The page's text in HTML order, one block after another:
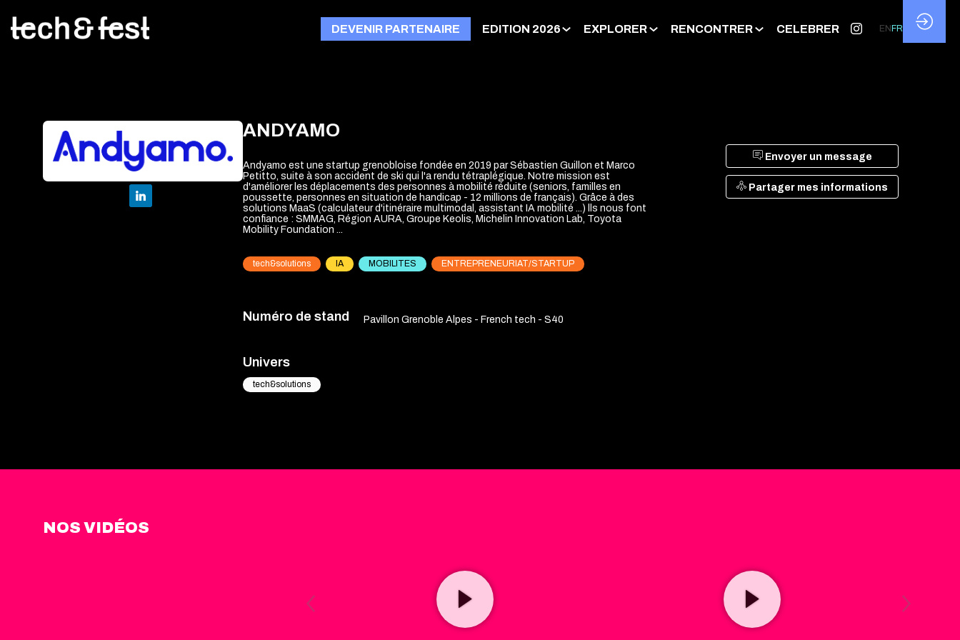
DEVENIR PARTENAIRE EDITION 2026 EXPLORER RENCONTRER CELEBRER EN FR
Envoyer un message
Partager mes informations
ANDYAMO
Andyamo est une startup grenobloise fondée en 2019 par Sébastien Guillon et Marco
Petitto, suite à son accident de ski qui l'a rendu tétraplégique. Notre mission est
d'améliorer les déplacements des personnes à mobilité réduite (seniors, familles en
poussette, personnes en situation de handicap - 12 millions de français). Grâce à des
solutions MaaS (calculateur d'itinéraire multimodal, assistant IA mobilité ...) lls nous font
confiance : SMMAG, Région AURA, Groupe Keolis, Michelin Innovation Lab, Toyota
Mobility Foundation ...
tech&solutions IA MOBILITES ENTREPRENEURIAT/STARTUP
Numéro de stand Pavillon Grenoble Alpes - French tech - S40
Univers
tech&solutions
NOS VIDÉOS